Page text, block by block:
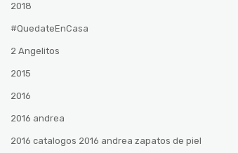
2018
#QuedateEnCasa
2 Angelitos
2015
2016
2016 andrea
2016 catalogos 2016 andrea zapatos de piel